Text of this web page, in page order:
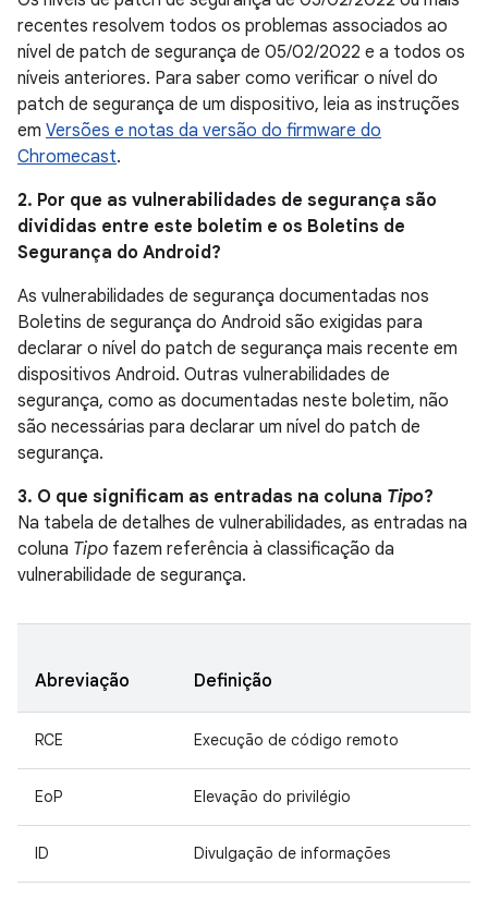
recentes resolvem todos os problemas associados ao
nível de patch de segurança de 05/02/2022 e a todos os
níveis anteriores. Para saber como verificar o nível do
patch de segurança de um dispositivo, leia as instruções
em Versões e notas da versão do firmware do
Chromecast.
2. Por que as vulnerabilidades de segurança são
divididas entre este boletim e os Boletins de
Segurança do Android?
As vulnerabilidades de segurança documentadas nos
Boletins de segurança do Android são exigidas para
declarar o nível do patch de segurança mais recente em
dispositivos Android. Outras vulnerabilidades de
segurança, como as documentadas neste boletim, não
são necessárias para declarar um nível do patch de
segurança.
3. O que significam as entradas na coluna Tipo?
Na tabela de detalhes de vulnerabilidades, as entradas na
coluna Tipo fazem referência à classificação da
vulnerabilidade de segurança.
Abreviação Definição
RCE Execução de código remoto
EoP Elevação do privilégio
ID Divulgação de informações